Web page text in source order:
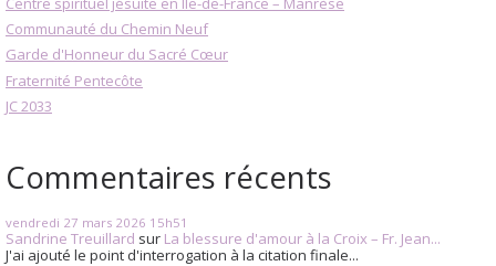
Communauté du Chemin Neuf
Garde d'Honneur du Sacré Cœur
Fraternité Pentecôte
JC 2033
Commentaires récents
vendredi 27 mars 2026 15h51
Sandrine Treuillard sur La blessure d'amour à la Croix – Fr. Jean...
J'ai ajouté le point d'interrogation à la citation finale...